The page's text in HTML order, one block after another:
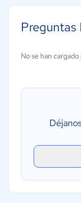
Gestión de
Gestión de
Gestión de
Gestión de
Preguntas
No se han